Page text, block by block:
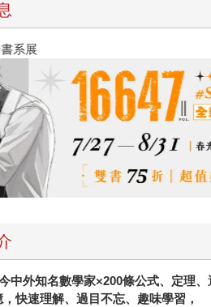
幻基地｜全書系展
中外知名數學家×200條公式、定理、
快速理解、過目不忘、趣味學習，